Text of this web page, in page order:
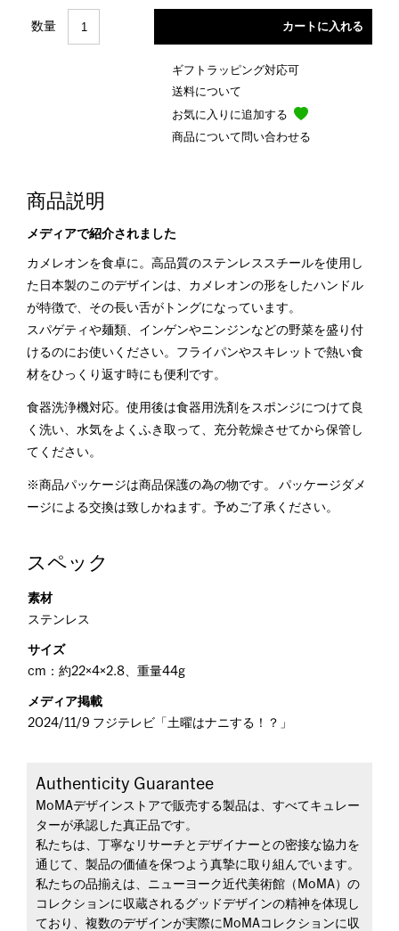
数量
ギフトラッピング対応可
送料について
お気に入りに追加する
商品について問い合わせる
商品説明
メディアで紹介されました
カメレオンを食卓に。高品質のステンレススチールを使用し
た日本製のこのデザインは、カメレオンの形をしたハンドル
が特徴で、その長い舌がトングになっています。
スパゲティや麺類、インゲンやニンジンなどの野菜を盛り付
けるのにお使いください。フライパンやスキレットで熱い食
材をひっくり返す時にも便利です。
食器洗浄機対応。使用後は食器用洗剤をスポンジにつけて良
く洗い、水気をよくふき取って、充分乾燥させてから保管し
てください。
※商品パッケージは商品保護の為の物です。 パッケージダメ
ージによる交換は致しかねます。予めご了承ください。
スペック
素材
ステンレス
サイズ
cm：約22×4×2.8、重量44g
メディア掲載
2024/11/9 フジテレビ「土曜はナニする！？」
Authenticity Guarantee
MoMAデザインストアで販売する製品は、すべてキュレー
ターが承認した真正品です。
私たちは、丁寧なリサーチとデザイナーとの密接な協力を
通じて、製品の価値を保つよう真摯に取り組んでいます。
私たちの品揃えは、ニューヨーク近代美術館（MoMA）の
コレクションに収蔵されるグッドデザインの精神を体現し
ており、複数のデザインが実際にMoMAコレクションに収